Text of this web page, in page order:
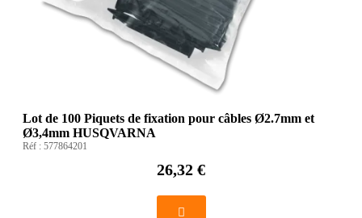
Lot de 100 Piquets de fixation pour câbles Ø2.7mm et
Ø3,4mm HUSQVARNA
Réf : 577864201
26,32 €